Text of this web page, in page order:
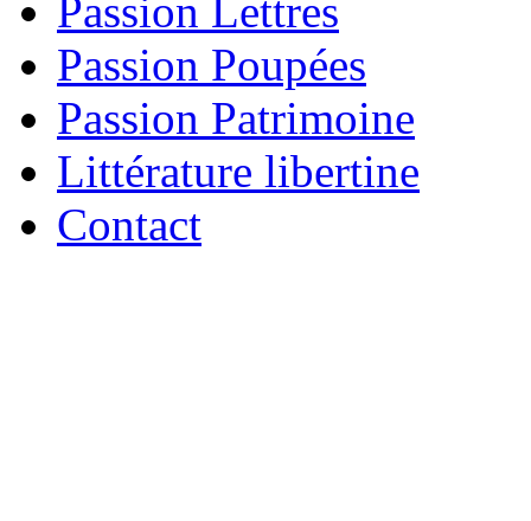
Passion Lettres
Passion Poupées
Passion Patrimoine
Littérature libertine
Contact